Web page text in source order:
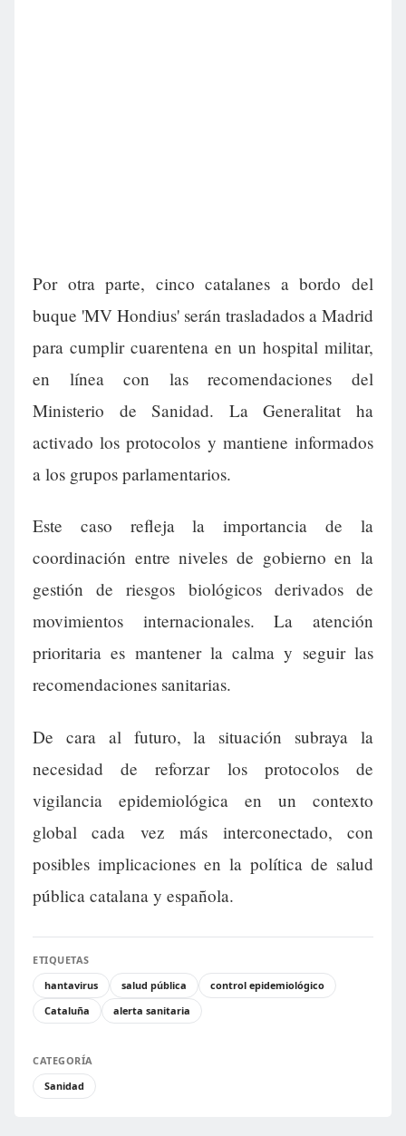
Por otra parte, cinco catalanes a bordo del
buque 'MV Hondius' serán trasladados a Madrid
para cumplir cuarentena en un hospital militar,
en línea con las recomendaciones del
Ministerio de Sanidad. La Generalitat ha
activado los protocolos y mantiene informados
a los grupos parlamentarios.
Este caso refleja la importancia de la
coordinación entre niveles de gobierno en la
gestión de riesgos biológicos derivados de
movimientos internacionales. La atención
prioritaria es mantener la calma y seguir las
recomendaciones sanitarias.
De cara al futuro, la situación subraya la
necesidad de reforzar los protocolos de
vigilancia epidemiológica en un contexto
global cada vez más interconectado, con
posibles implicaciones en la política de salud
pública catalana y española.
ETIQUETAS
hantavirus
salud pública
control epidemiológico
Cataluña
alerta sanitaria
CATEGORÍA
Sanidad